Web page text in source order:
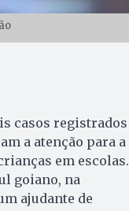
casos registrados
a atenção para a
em escolas.
goiano, na
ajudante de